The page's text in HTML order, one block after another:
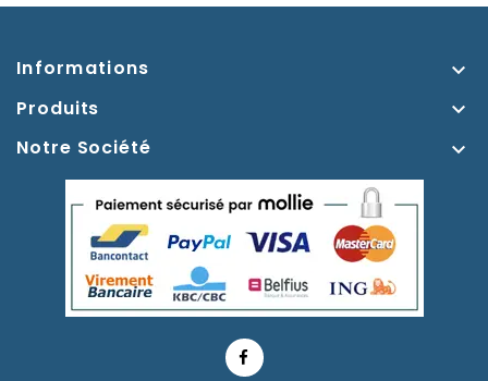
Informations 
Produits 
Notre Société 